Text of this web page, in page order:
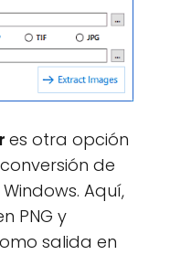
es otra opción
de
Aquí,
PNG y
salida en